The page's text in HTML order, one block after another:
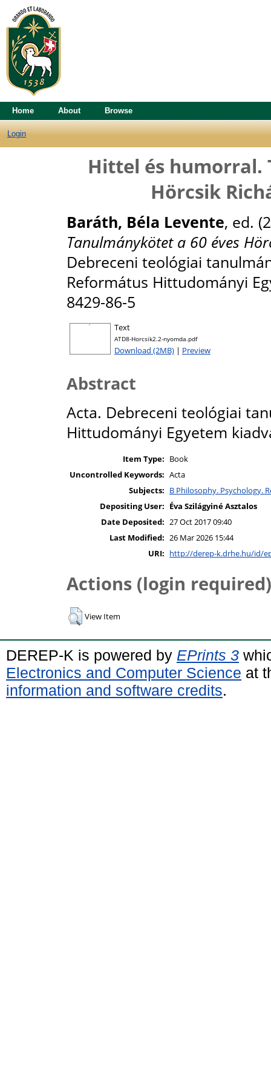
Home About Browse
Login
Hittel és humorral.
Hörcsik
Baráth, Béla Levente, ed.
Tanulmánykötet a 60 éves
Debreceni teológiai
Református Hittudományi
8429-86-5
Text
ATD8-Horcsik2.2-nyomda.pdf
Download (2MB) | Preview
Abstract
Acta. Debreceni teológiai
Hittudományi Egyetem
Item Type: Book
Uncontrolled Keywords: Acta
Subjects: B Philosophy. Psychology.
Depositing User: Éva Szilágyiné Asztalos
Date Deposited: 27 Oct 2017 09:40
Last Modified: 26 Mar 2026 15:44
URI: http://derep-k.drhe.hu/id/
Actions (login required)
View Item
DEREP-K is powered by EPrints 3
Electronics and Computer Science at
information and software credits.